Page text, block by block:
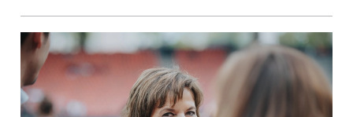
La FSG soutient la candidature de Ruth Metzler-